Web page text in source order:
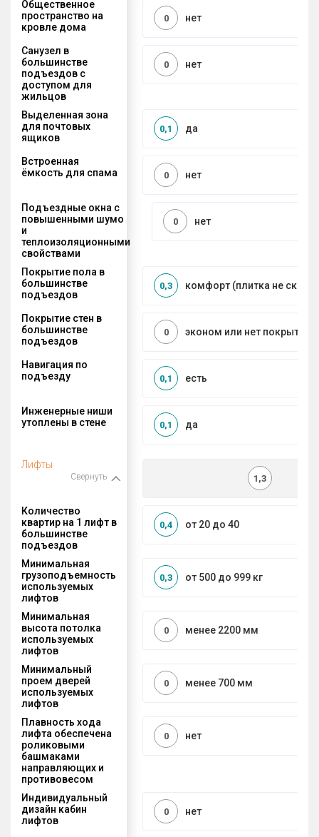
Общественное
пространство на
кровле дома
нет
0
Санузел в
большинстве
подъездов с
доступом для
жильцов
нет
0
Выделенная зона
для почтовых
ящиков
да
0,1
Встроенная
ёмкость для спама
нет
0
Подъездные окна с
повышенными шумо
и
теплоизоляционными
свойствами
нет
0
Покрытие пола в
большинстве
подъездов
комфорт (плитка не
0,3
Покрытие стен в
большинстве
подъездов
эконом или нет покрытия
0
Навигация по
подъезду
есть
0,1
Инженерные ниши
утоплены в стене
да
0,1
Лифты
Свернуть 1,3
Количество
квартир на 1 лифт в
большинстве
подъездов
от 20 до 40
0,4
Минимальная
грузоподъемность
используемых
лифтов
от 500 до 999 кг
0,3
Минимальная
высота потолка
используемых
лифтов
менее 2200 мм
0
Минимальный
проем дверей
используемых
лифтов
менее 700 мм
0
Плавность хода
лифта обеспечена
роликовыми
башмаками
направляющих и
противовесом
нет
0
Индивидуальный
дизайн кабин
лифтов
нет
0